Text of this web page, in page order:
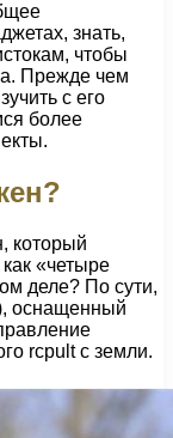
знать,
чтобы
Прежде чем
с его
более
который
«четыре
деле? По сути,
оснащенный
rcpult с земли.